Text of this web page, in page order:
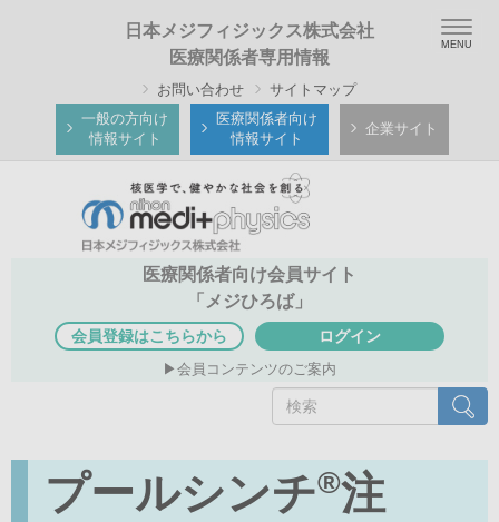
日本メジフィジックス株式会社
医療関係者専用情報
お問い合わせ
サイトマップ
一般の方向け
情報サイト
医療関係者向け
情報サイト
企業サイト
医療関係者向け会員サイト
「メジひろば」
会員登録はこちらから ログイン
会員コンテンツのご案内
索
検索
プールシンチ®注